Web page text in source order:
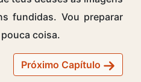
fundidas. Vou preparar
coisa.
Próximo Capítulo